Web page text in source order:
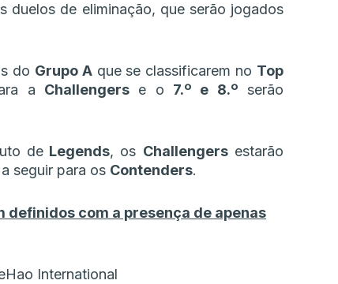
duelos de eliminação, que serão jogados
do Grupo Aque se classificarem no Top
a Challengers e o 7.º e 8.º serão
deLegends, os Challengersestarão
a seguir para os Contenders.
definidos com a presença de apenas
International